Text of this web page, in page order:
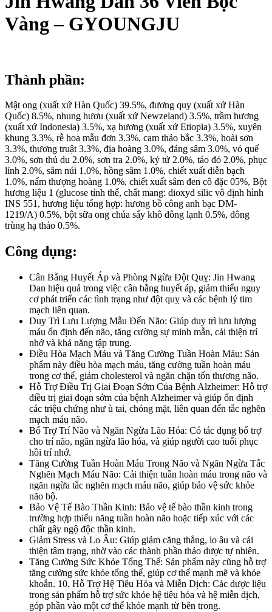
Vàng – GYOUNGJU
Thành phần:
Mật ong (xuất xứ Hàn Quốc) 39.5%, đương quy (xuất xứ Hàn
Quốc) 8.5%, nhung hươu (xuất xứ Newzeland) 3.5%, trầm hương
(xuất xứ Indonesia) 3.5%, xạ hương (xuất xứ Etiopia) 3.5%, xuyên
khung 3.3%, rễ hoa mẫu đơn 3.3%, cam thảo bắc 3.3%, hoài sơn
3.3%, thương truật 3.3%, địa hoàng 3.0%, đảng sâm 3.0%, vỏ quế
3.0%, sơn thủ du 2.0%, sơn tra 2.0%, kỷ tử 2.0%, táo đỏ 2.0%, phục
lỉnh 2.0%, sâm núi 1.0%, hồng sâm 1.0%, chiết xuất diễn bạch
1.0%, nấm thượng hoàng 1.0%, chiết xuất sâm đen cô đặc 05%, Bột
hương liệu 1 (glucose tỉnh thể, chất mang: dioxyd silic vô định hình
INS 551, hương liệu tổng hợp: hương bồ công anh bạc DM-
1219/A) 0.5%, bột sữa ong chúa sấy khô đông lạnh 0.5%, đông
trùng hạ thảo 0.5%.
Công dụng:
Cân Bằng Huyết Áp và Phòng Ngừa Đột Quỵ: Jin Hwang
Dan hiệu quả trong việc cân bằng huyết áp, giảm thiểu nguy
cơ phát triển các tình trạng như đột quỵ và các bệnh lý tim
mạch liên quan.
Duy Trì Lưu Lượng Mẫu Đến Não: Giúp duy trì lưu lượng
máu ổn định đến não, tăng cường sự minh mẫn, cải thiện trí
nhớ và khả năng tập trung.
Điều Hòa Mạch Máu và Tăng Cường Tuần Hoàn Máu: Sản
phẩm này điều hòa mạch máu, tăng cường tuần hoàn máu
trong cơ thể, giảm cholesterol và ngăn chặn tổn thương não.
Hỗ Trợ Điều Trị Giai Đoạn Sớm Của Bệnh Alzheimer: Hỗ trợ
điều trị giai đoạn sớm của bệnh Alzheimer và giúp ổn định
các triệu chứng như ù tai, chóng mặt, liên quan đến tắc nghẽn
mạch máu não.
Bổ Trợ Trí Não và Ngăn Ngừa Lão Hóa: Có tác dụng bổ trợ
cho trí não, ngăn ngừa lão hóa, và giúp người cao tuổi phục
hồi trí nhớ.
Tăng Cường Tuần Hoàn Máu Trong Não và Ngăn Ngừa Tắc
Nghẽn Mạch Máu Não: Cải thiện tuần hoàn máu trong não và
ngăn ngừa tắc nghẽn mạch máu não, giúp bảo vệ sức khỏe
não bộ.
Bảo Vệ Tế Bào Thần Kinh: Bảo vệ tế bào thần kinh trong
trường hợp thiểu năng tuần hoàn não hoặc tiếp xúc với các
chất gây ngộ độc thần kinh.
Giảm Stress và Lo Âu: Giúp giảm căng thẳng, lo âu và cải
thiện tâm trạng, nhờ vào các thành phần thảo dược tự nhiên.
Tăng Cường Sức Khỏe Tổng Thể: Sản phẩm này cũng hỗ trợ
tăng cường sức khỏe tổng thể, giúp cơ thể mạnh mẽ và khỏe
khoắn. 10. Hỗ Trợ Hệ Tiêu Hóa và Miễn Dịch: Các dược liệu
trong sản phẩm hỗ trợ sức khỏe hệ tiêu hóa và hệ miễn dịch,
góp phần vào một cơ thể khỏe mạnh từ bên trong.